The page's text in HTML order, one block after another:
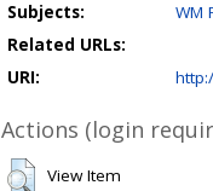
Subjects:
WM
Related URLs:
URI:
Actions (login
View Item